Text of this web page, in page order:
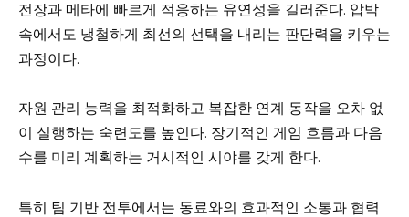
전장과 메타에 빠르게 적응하는 유연성을 길러준다. 압박
속에서도 냉철하게 최선의 선택을 내리는 판단력을 키우는
과정이다.
자원 관리 능력을 최적화하고 복잡한 연계 동작을 오차 없
이 실행하는 숙련도를 높인다. 장기적인 게임 흐름과 다음
수를 미리 계획하는 거시적인 시야를 갖게 한다.
특히 팀 기반 전투에서는 동료와의 효과적인 소통과 협력